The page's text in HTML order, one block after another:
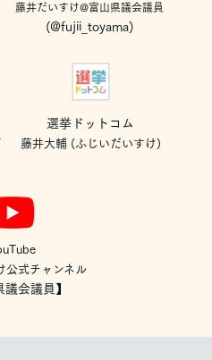
藤井だいすけ@富山県議会議員
(@fujii_toyama)
選挙ドットコム
藤井大輔 (ふじいだいすけ)
公式チャンネル
議会議員】